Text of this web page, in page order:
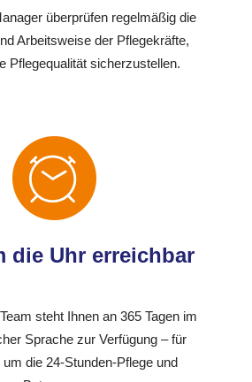
überprüfen regelmäßig die
Arbeitsweise der Pflegekräfte,
Pflegequalität sicherzustellen.
die Uhr erreichbar
steht Ihnen an 365 Tagen im
Sprache zur Verfügung – für
um die 24-Stunden-Pflege und